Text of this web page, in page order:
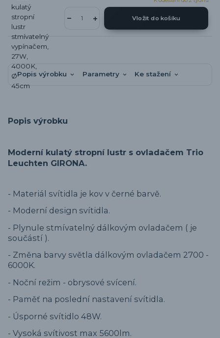
Vložit do košíku
Popis výrobku Parametry Ke stažení
Popis výrobku
Moderní kulatý stropní lustr s ovladačem Trio
Leuchten GIRONA.
- Materiál svítidla je kov v černé barvě.
- Moderní design svítidla.
- Plynule stmívatelný dálkovým ovladačem ( je
součástí ).
- Změna barvy světla dálkovým ovladačem 2700 -
6000K.
- Noční režim - obrysové svícení.
- Paměť na poslední nastavení svítidla.
- Úsporné svítidlo 48W.
- Vysoká svítivost max 5600lm.